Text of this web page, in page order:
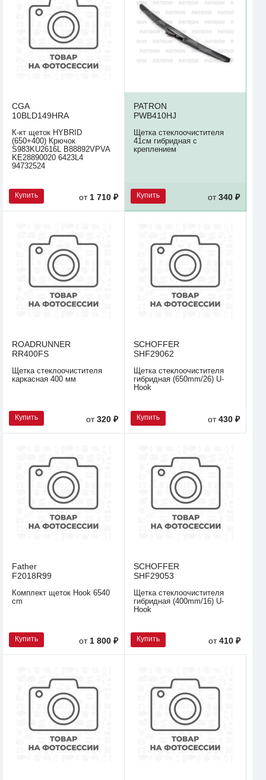
CGA
10BLD149HRA
К-кт щеток HYBRID
(650+400) Крючок
S983KU2616L B88892VPVA
KE28890020 6423L4
94732524
Купить от 1 710 ₽
PATRON
PWB410HJ
Щетка стеклоочистителя
41см гибридная с
креплением
Купить от340 ₽
ROADRUNNER
RR400FS
Щетка стеклоочистителя
каркасная 400 мм
Купить от320 ₽
SCHOFFER
SHF29062
Щетка стеклоочистителя
гибридная (650mm/26) U-
Hook
Купить от430 ₽
Father
F2018R99
Комплект щеток Hook 6540
cm
Купить от 1 800 ₽
SCHOFFER
SHF29053
Щетка стеклоочистителя
гибридная (400mm/16) U-
Hook
Купить от410 ₽